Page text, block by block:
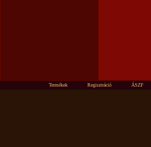
Termékek Regisztráció ÁSZF